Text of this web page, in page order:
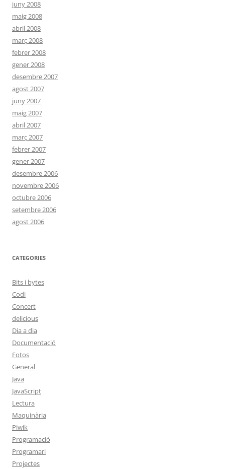
juny 2008
maig 2008
abril 2008
març 2008
febrer 2008
gener 2008
desembre 2007
agost 2007
juny 2007
maig 2007
abril 2007
març 2007
febrer 2007
gener 2007
desembre 2006
novembre 2006
octubre 2006
setembre 2006
agost 2006
CATEGORIES
Bits i bytes
Codi
Concert
delicious
Dia a dia
Documentació
Fotos
General
Java
JavaScript
Lectura
Maquinària
Piwik
Programació
Programari
Projectes